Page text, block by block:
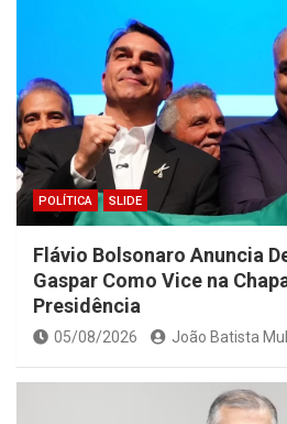
POLÍTICA SLIDE
Flávio Bolsonaro Anuncia
Gaspar Como Vice na
Presidência
05/08/2026 João Batista